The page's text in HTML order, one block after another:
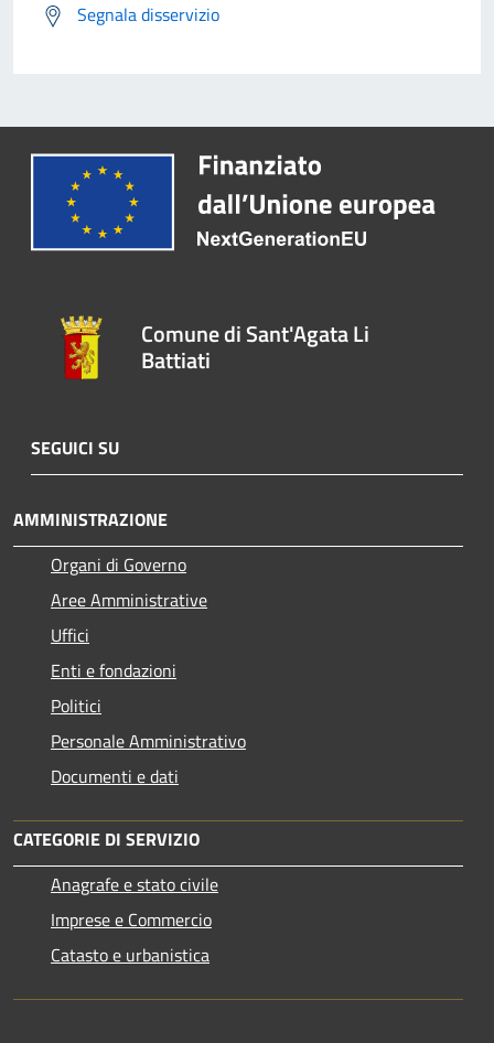
Segnala disservizio
Comune di Sant'Agata Li
Battiati
SEGUICI SU
AMMINISTRAZIONE
Organi di Governo
Aree Amministrative
Uffici
Enti e fondazioni
Politici
Personale Amministrativo
Documenti e dati
CATEGORIE DI SERVIZIO
Anagrafe e stato civile
Imprese e Commercio
Catasto e urbanistica